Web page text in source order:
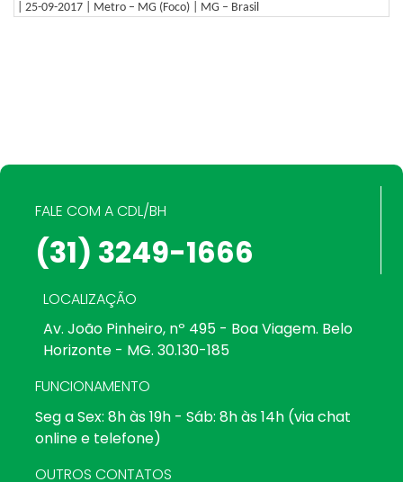
| 25-09-2017 | Metro – MG (Foco) | MG – Brasil
FALE COM A CDL/BH
(31) 3249-1666
LOCALIZAÇÃO
Av. João Pinheiro, nº 495 - Boa Viagem. Belo
Horizonte - MG. 30.130-185
FUNCIONAMENTO
Seg a Sex: 8h às 19h - Sáb: 8h às 14h (via chat
online e telefone)
OUTROS CONTATOS